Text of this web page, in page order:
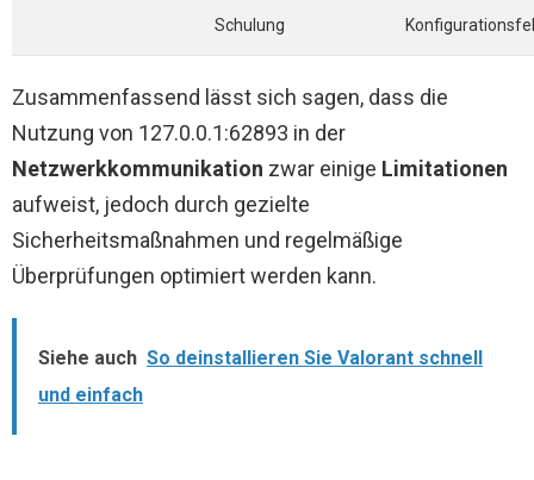
Schulung
Zusammenfassend lässt sich sagen, dass die
Nutzung von 127.0.0.1:62893 in der
Netzwerkkommunikation zwar einige Limitationen
aufweist, jedoch durch gezielte
Sicherheitsmaßnahmen und regelmäßige
Überprüfungen optimiert werden kann.
Siehe auch So deinstallieren Sie Valorant schnell
und einfach